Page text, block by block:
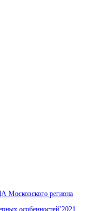
Московского региона